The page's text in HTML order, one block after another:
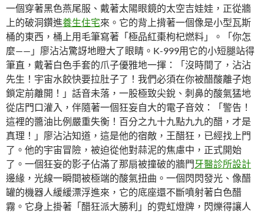
一個穿著黑色燕尾服、戴著太陽眼鏡的太空吉娃娃，正從牆
上的破洞鑽進養生住宅來。它的背上揹著一個像是小型瓦斯
桶的東西，桶上用毛筆寫著「極品紅棗枸杞燃料」。「你怎
麼——」廖沾沾驚訝地瞪大了眼睛。K-999用它的小短腿站得
筆直，戴著白色手套的爪子優雅地一揮：「沒時間了，沾沾
先生！宇宙水餃快要拉肚子了！我們必須在你被醋酸離子炮
鎖定前離開！」話音未落，一股極致尖銳、刺鼻的酸氣猛地
從店門口灌入，伴隨著一個狂妄自大的電子音效：「警告！
這裡的醬油比例嚴重失衡！百分之九十九點九九的醋，才是
真理！」廖沾沾知道，這是他的宿敵，王醋狂，已經找上門
了。他的宇宙冒險，被迫從他對蒜泥的焦慮中，正式開始
了。一個狂妄的影子佔滿了那扇被撞破的牆門牙醫診所設計
邊緣，光線一瞬間被極端的酸氣扭曲。一個閃閃發光、像醋
罐的機器人緩緩漂浮進來，它的底座還不斷噴射著白色醋
霧。它身上掛著「醋狂派大勝利」的霓虹燈牌，閃爍得讓人